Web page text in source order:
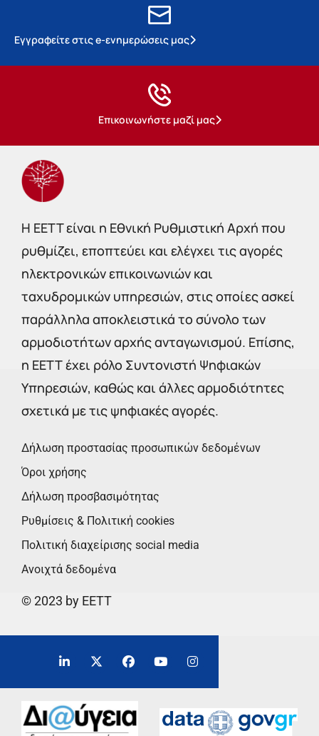
Εγγραφείτε στις e-ενημερώσεις μας
Επικοινωνήστε μαζί μας
Η EETT είναι η Εθνική Ρυθμιστική Αρχή που
ρυθμίζει, εποπτεύει και ελέγχει τις αγορές
ηλεκτρονικών επικοινωνιών και
ταχυδρομικών υπηρεσιών, στις οποίες ασκεί
παράλληλα αποκλειστικά το σύνολο των
αρμοδιοτήτων αρχής ανταγωνισμού. Επίσης,
η ΕΕΤΤ έχει ρόλο Συντονιστή Ψηφιακών
Υπηρεσιών, καθώς και άλλες αρμοδιότητες
σχετικά με τις ψηφιακές αγορές.
Δήλωση προστασίας προσωπικών δεδομένων
Όροι χρήσης
Δήλωση προσβασιμότητας
Ρυθμίσεις & Πολιτική cookies
Πολιτική διαχείρισης social media
Ανοιχτά δεδομένα
© 2023 by EETT